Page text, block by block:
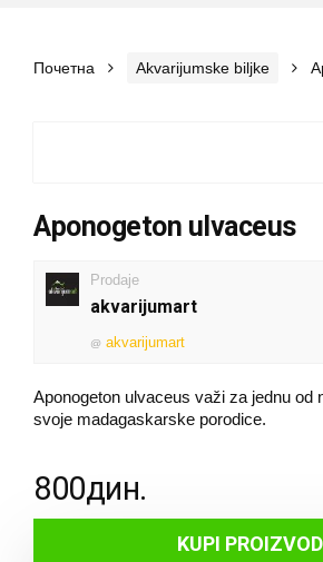
Почетна Akvarijumske biljke
Aponogeton ulvaceus
Prodaje
akvarijumart
@ akvarijumart
Aponogeton ulvaceus važi za jednu od
svoje madagaskarske porodice.
800дин.
KUPI PROIZVOD